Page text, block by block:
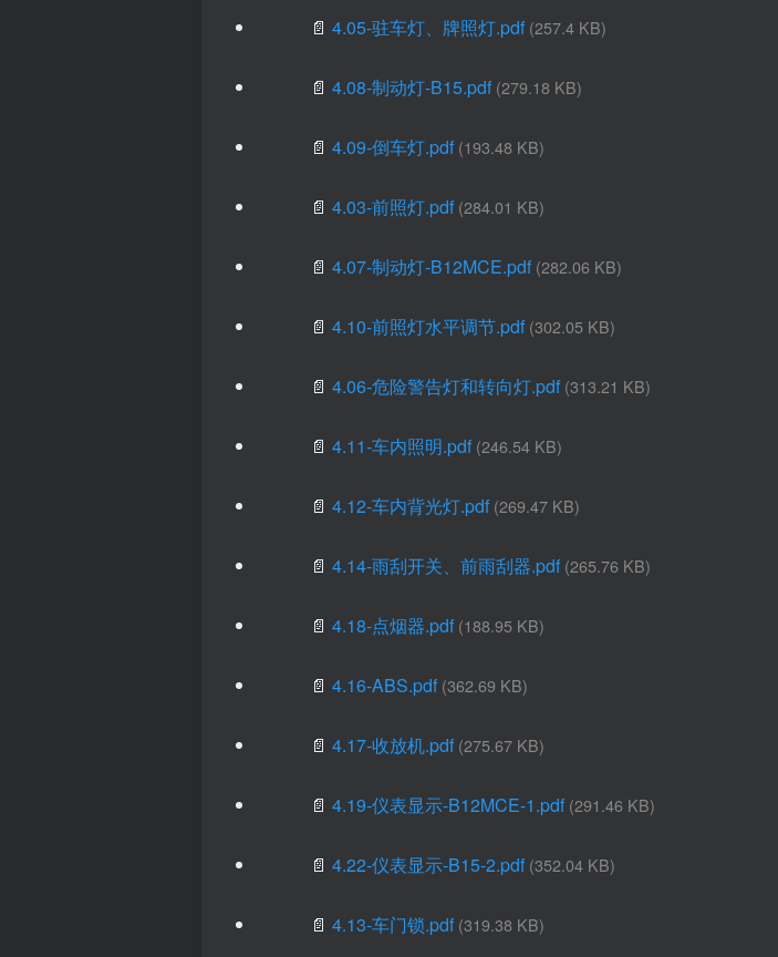
📄 4.05-驻车灯、牌照灯.pdf (257.4 KB)
📄 4.08-制动灯-B15.pdf (279.18 KB)
📄 4.09-倒车灯.pdf (193.48 KB)
📄 4.03-前照灯.pdf (284.01 KB)
📄 4.07-制动灯-B12MCE.pdf (282.06 KB)
📄 4.10-前照灯水平调节.pdf (302.05 KB)
📄 4.06-危险警告灯和转向灯.pdf (313.21 KB)
📄 4.11-车内照明.pdf (246.54 KB)
📄 4.12-车内背光灯.pdf (269.47 KB)
📄 4.14-雨刮开关、前雨刮器.pdf (265.76 KB)
📄 4.18-点烟器.pdf (188.95 KB)
📄 4.16-ABS.pdf (362.69 KB)
📄 4.17-收放机.pdf (275.67 KB)
📄 4.19-仪表显示-B12MCE-1.pdf (291.46 KB)
📄 4.22-仪表显示-B15-2.pdf (352.04 KB)
📄 4.13-车门锁.pdf (319.38 KB)